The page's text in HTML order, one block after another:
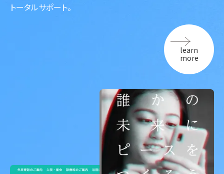
トータルサポート。
learn
more